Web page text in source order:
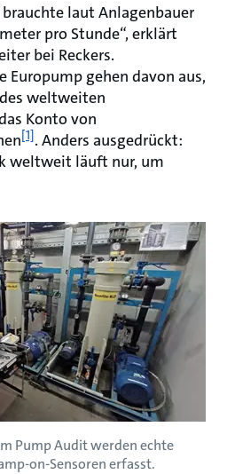
laut Anlagenbauer
pro Stunde“, erklärt
bei Reckers.
Europump gehen davon aus,
weltweiten
Konto von
[1]. Anders ausgedrückt:
weltweit läuft nur, um
Pump Audit werden echte
on-Sensoren erfasst.